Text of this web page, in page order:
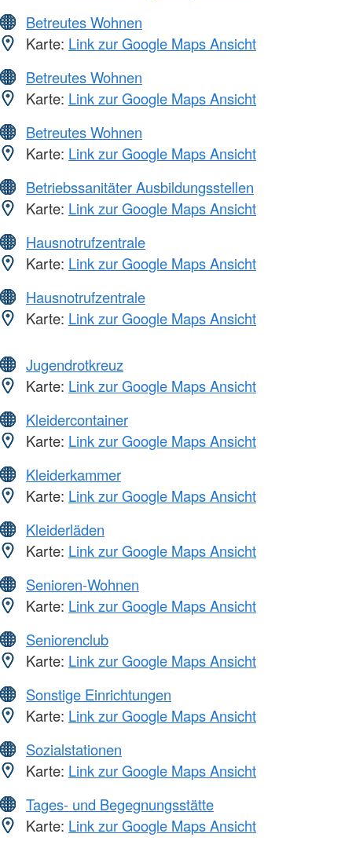
Betreutes Wohnen
Karte: Link zur Google Maps Ansicht
Betreutes Wohnen
Karte: Link zur Google Maps Ansicht
Betreutes Wohnen
Karte: Link zur Google Maps Ansicht
Betriebssanitäter Ausbildungsstellen
Karte: Link zur Google Maps Ansicht
Hausnotrufzentrale
Karte: Link zur Google Maps Ansicht
Hausnotrufzentrale
Karte: Link zur Google Maps Ansicht
Jugendrotkreuz
Karte: Link zur Google Maps Ansicht
Kleidercontainer
Karte: Link zur Google Maps Ansicht
Kleiderkammer
Karte: Link zur Google Maps Ansicht
Kleiderläden
Karte: Link zur Google Maps Ansicht
Senioren-Wohnen
Karte: Link zur Google Maps Ansicht
Seniorenclub
Karte: Link zur Google Maps Ansicht
Sonstige Einrichtungen
Karte: Link zur Google Maps Ansicht
Sozialstationen
Karte: Link zur Google Maps Ansicht
Tages- und Begegnungsstätte
Karte: Link zur Google Maps Ansicht